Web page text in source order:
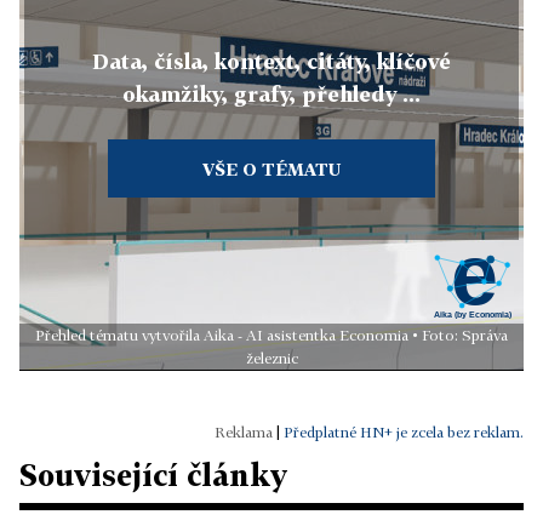
Data, čísla, kontext, citáty, klíčové
okamžiky, grafy, přehledy ...
VŠE O TÉMATU
Přehled tématu vytvořila Aika - AI asistentka Economia • Foto: Správa
železnic
Předplatné HN+ je zcela bez reklam.
Související články